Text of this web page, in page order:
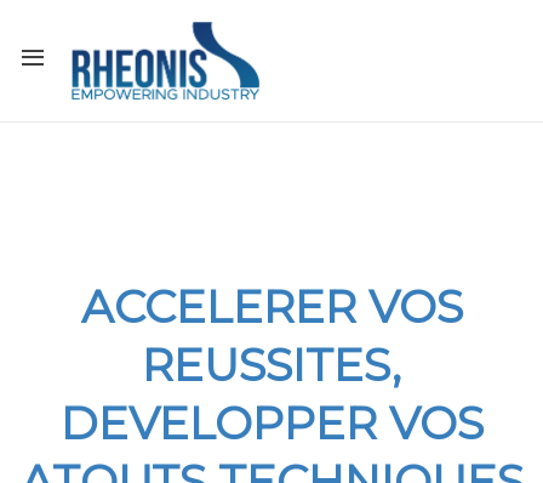
ACCELERER VOS
REUSSITES,
DEVELOPPER VOS